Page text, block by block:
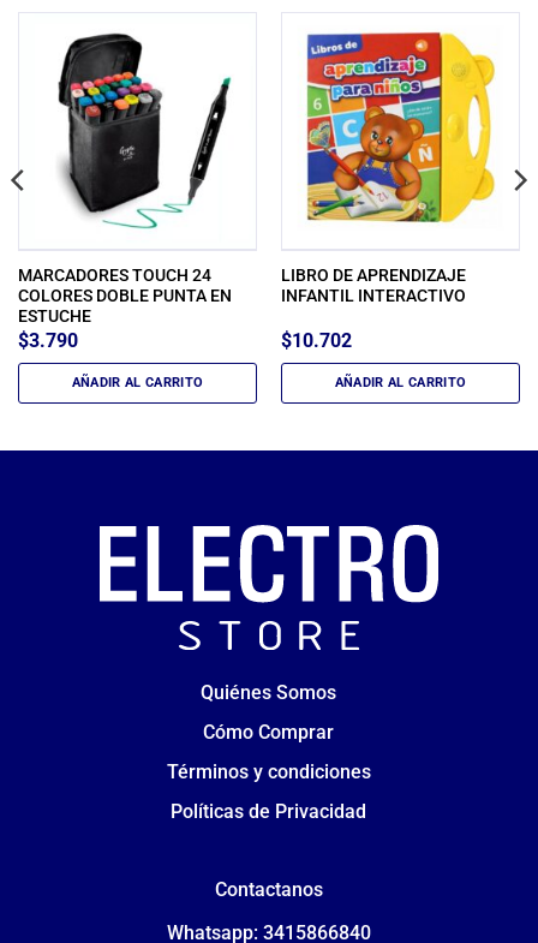
MARCADORES TOUCH 24
COLORES DOBLE PUNTA EN
ESTUCHE
$3.790
AÑADIR AL CARRITO
LIBRO DE APRENDIZAJE
INFANTIL INTERACTIVO
$10.702
AÑADIR AL CARRITO
Quiénes Somos
Cómo Comprar
Términos y condiciones
Políticas de Privacidad
Contactanos
Whatsapp: 3415866840